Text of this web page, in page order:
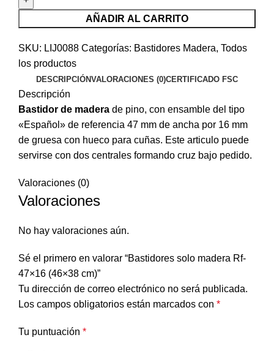
AÑADIR AL CARRITO
SKU: LIJ0088 Categorías: Bastidores Madera, Todos
los productos
DESCRIPCIÓNVALORACIONES (0)CERTIFICADO FSC
Descripción
Bastidor de madera de pino, con ensamble del tipo
«Español» de referencia 47 mm de ancha por 16 mm
de gruesa con hueco para cuñas. Este articulo puede
servirse con dos centrales formando cruz bajo pedido.
Valoraciones (0)
Valoraciones
No hay valoraciones aún.
Sé el primero en valorar “Bastidores solo madera Rf-
47×16 (46×38 cm)”
Tu dirección de correo electrónico no será publicada.
Los campos obligatorios están marcados con *
Tu puntuación *